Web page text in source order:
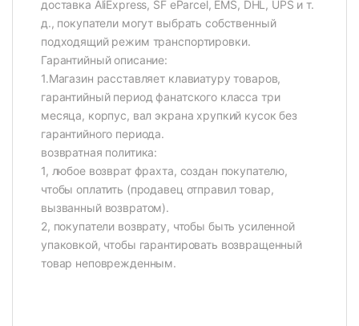
доставка AliExpress, SF eParcel, EMS, DHL, UPS и т.
д., покупатели могут выбрать собственный
подходящий режим транспортировки.
Гарантийный описание:
1.Магазин расставляет клавиатуру товаров,
гарантийный период фанатского класса три
месяца, корпус, вал экрана хрупкий кусок без
гарантийного периода.
возвратная политика:
1, любое возврат фрахта, создан покупателю,
чтобы оплатить (продавец отправил товар,
вызванный возвратом).
2, покупатели возврату, чтобы быть усиленной
упаковкой, чтобы гарантировать возвращенный
товар неповрежденным.